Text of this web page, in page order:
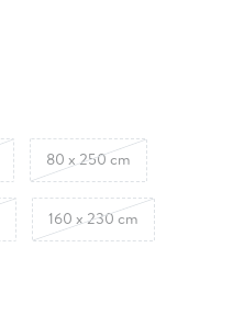
80 x 250 cm
160 x 230 cm